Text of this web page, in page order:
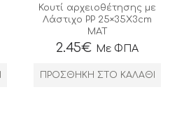
Κουτί αρχειοθέτησης με
Λάστιχο ΡΡ 25×35Χ3cm
MAT
2.45€ Με ΦΠΑ
ΠΡΟΣΘΉΚΗ ΣΤΟ ΚΑΛΆΘΙ